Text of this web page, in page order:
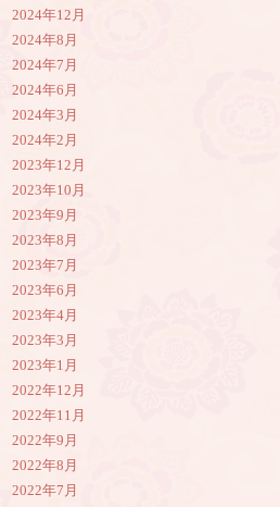
2024年12月
2024年8月
2024年7月
2024年6月
2024年3月
2024年2月
2023年12月
2023年10月
2023年9月
2023年8月
2023年7月
2023年6月
2023年4月
2023年3月
2023年1月
2022年12月
2022年11月
2022年9月
2022年8月
2022年7月